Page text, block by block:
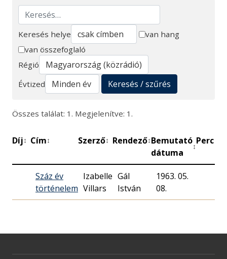
Keresés
Keresés helye
van hang
van összefoglaló
Régió
Évtized
Keresés / szűrés
Összes találat: 1. Megjelenítve: 1.
Díj↕ Cím↕ Szerző↕ Rendező↕Bemutató
dátuma
↕
Perc
Száz év
történelem
Izabelle
Villars
Gál
István
1963. 05.
08.